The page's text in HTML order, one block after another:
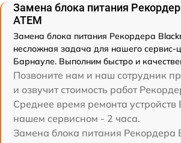
Замена блока питания
ATEM
Замена блока питания Рекордера
несложная задача для нашего сервис-
Барнауле. Выполним быстро и
Позвоните нам и наш сотрудник
и озвучит стоимость работ
Среднее время ремонта устройств
нашем сервисном - 2 часа.
Замена блока питания Рекордера